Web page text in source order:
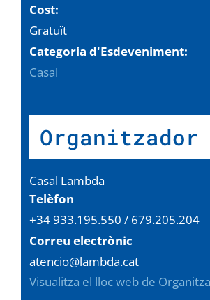
Cost:
Gratuït
Categoria d'Esdeveniment:
Casal
Organitzador
Casal Lambda
Telèfon
+34 933.195.550 / 679.205.204
Correu electrònic
atencio@lambda.cat
Visualitza el lloc web de